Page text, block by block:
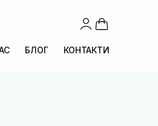
БЛОГ КОНТАКТИ